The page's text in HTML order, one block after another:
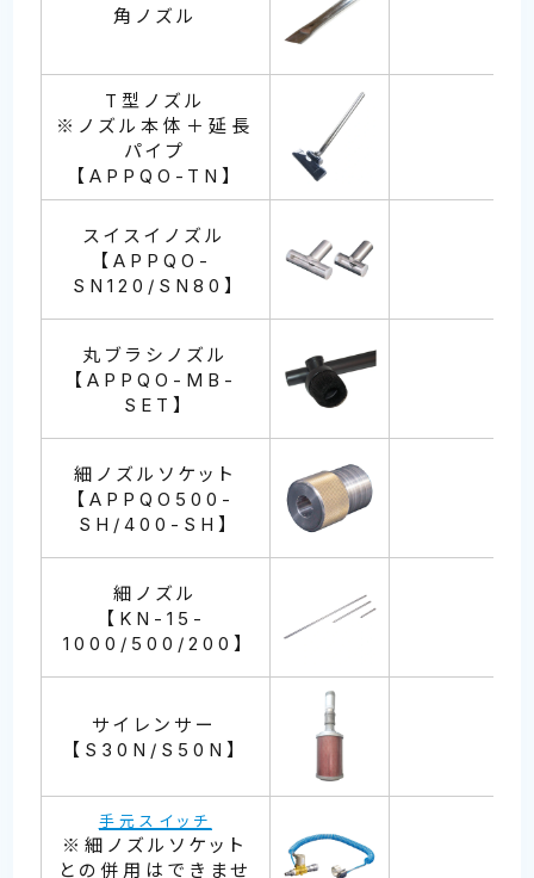
角ノズル
T型ノズル
※ノズル本体＋延長
パイプ
【APPQO-TN】
スイスイノズル
【APPQO-
SN120/SN80】
丸ブラシノズル
【APPQO-MB-
SET】
細ノズルソケット
【APPQO500-
SH/400-SH】
細ノズル
【KN-15-
1000/500/200】
サイレンサー
【S30N/S50N】
手元スイッチ
※細ノズルソケット
との併用はできませ